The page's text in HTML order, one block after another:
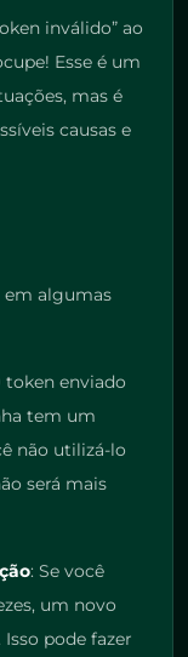
inválido” ao
Esse é um
mas é
causas e
em algumas
token enviado
tem um
não utilizá-lo
será mais
: Se você
um novo
pode fazer